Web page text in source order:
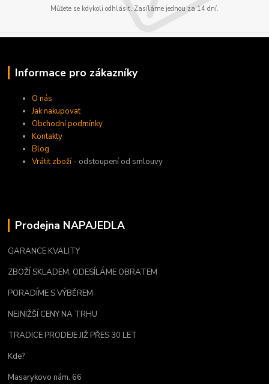
Můžete se kdykoli odhlásit. Zasíláme jednou za 14 dní.
Informace pro zákazníky
O nás
Jak nakupovat
Obchodní podmínky
Kontakty
Blog
Vrátit zboží - odstoupení od smlouvy
Prodejna NAPAJEDLA
GARANCE KVALITY
ZBOŽÍ SKLADEM, ODESÍLÁME OBRATEM
PORADÍME S VÝBĚREM
NEJNIŽŠÍ CENY NA TRHU
TRADICE PRODEJE JIŽ PŘES 30 LET
Kde?
Masarykovo nám. 66